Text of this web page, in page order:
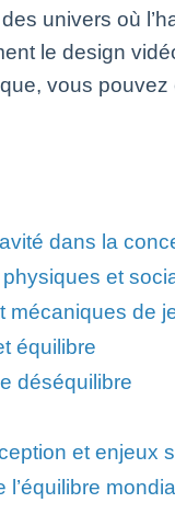
univers où
le design
vous
dans la
et
de
équilibre
déséquilibre
et enjeux